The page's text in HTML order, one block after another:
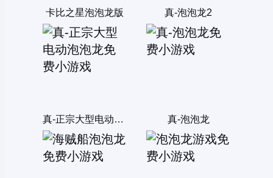
卡比之星泡泡龙版 真-泡泡龙2
真-正宗大型电动泡泡龙 真-泡泡龙